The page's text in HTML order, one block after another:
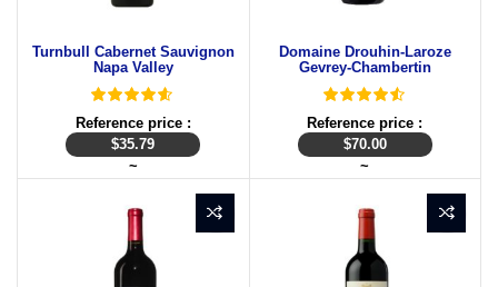
Turnbull Cabernet Sauvignon
Napa Valley
Reference price :
$35.79
~
Domaine Drouhin-Laroze
Gevrey-Chambertin
Reference price :
$70.00
~